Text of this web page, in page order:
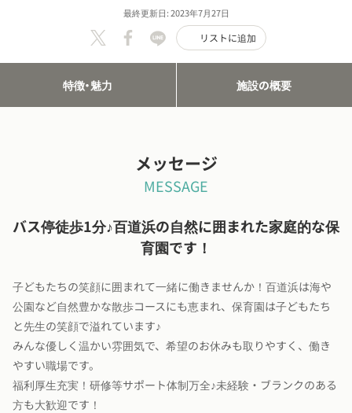
最終更新日: 2023年7月27日
リストに追加
特徴・魅力 施設の概要
メッセージ
MESSAGE
バス停徒歩1分♪百道浜の自然に囲まれた家庭的な保
育園です！
子どもたちの笑顔に囲まれて一緒に働きませんか！百道浜は海や
公園など自然豊かな散歩コースにも恵まれ、保育園は子どもたち
と先生の笑顔で溢れています♪
みんな優しく温かい雰囲気で、希望のお休みも取りやすく、働き
やすい職場です。
福利厚生充実！研修等サポート体制万全♪未経験・ブランクのある
方も大歓迎です！